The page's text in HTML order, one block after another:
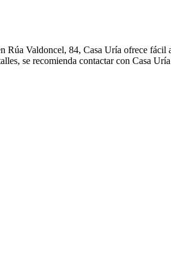
Valdoncel, 84, Casa Uría ofrece fácil
se recomienda contactar con Casa